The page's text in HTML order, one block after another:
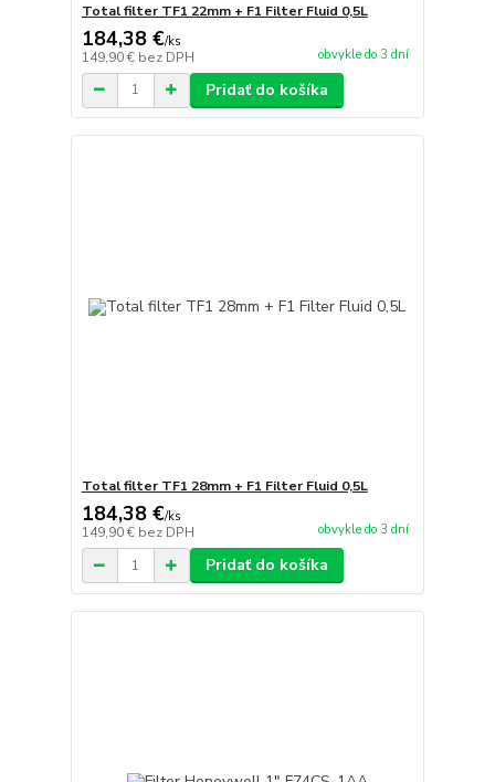
Total filter TF1 22mm + F1 Filter Fluid 0,5L
184,38 €/ks
149,90 € bez DPH obvykle do 3 dní
Pridať do košíka
Total filter TF1 28mm + F1 Filter Fluid 0,5L
184,38 €/ks
149,90 € bez DPH obvykle do 3 dní
Pridať do košíka